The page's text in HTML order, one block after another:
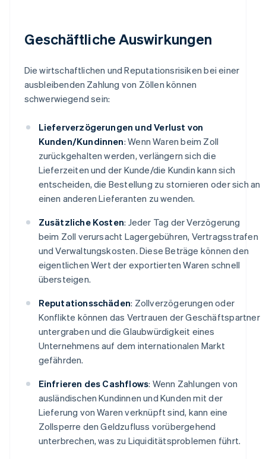
Geschäftliche Auswirkungen
Die wirtschaftlichen und Reputationsrisiken bei einer
ausbleibenden Zahlung von Zöllen können
schwerwiegend sein:
Lieferverzögerungen und Verlust von
Kunden/Kundinnen: Wenn Waren beim Zoll
zurückgehalten werden, verlängern sich die
Lieferzeiten und der Kunde/die Kundin kann sich
entscheiden, die Bestellung zu stornieren oder sich an
einen anderen Lieferanten zu wenden.
Zusätzliche Kosten: Jeder Tag der Verzögerung
beim Zoll verursacht Lagergebühren, Vertragsstrafen
und Verwaltungskosten. Diese Beträge können den
eigentlichen Wert der exportierten Waren schnell
übersteigen.
Reputationsschäden: Zollverzögerungen oder
Konflikte können das Vertrauen der Geschäftspartner
untergraben und die Glaubwürdigkeit eines
Unternehmens auf dem internationalen Markt
gefährden.
Einfrieren des Cashflows: Wenn Zahlungen von
ausländischen Kundinnen und Kunden mit der
Lieferung von Waren verknüpft sind, kann eine
Zollsperre den Geldzufluss vorübergehend
unterbrechen, was zu Liquiditätsproblemen führt.